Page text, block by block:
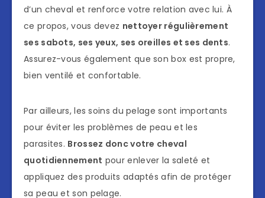
d’un cheval et renforce votre relation avec lui. À
ce propos, vous devez nettoyer régulièrement
ses sabots, ses yeux, ses oreilles et ses dents.
Assurez-vous également que son box est propre,
bien ventilé et confortable.
Par ailleurs, les soins du pelage sont importants
pour éviter les problèmes de peau et les
parasites. Brossez donc votre cheval
quotidiennement pour enlever la saleté et
appliquez des produits adaptés afin de protéger
sa peau et son pelage.